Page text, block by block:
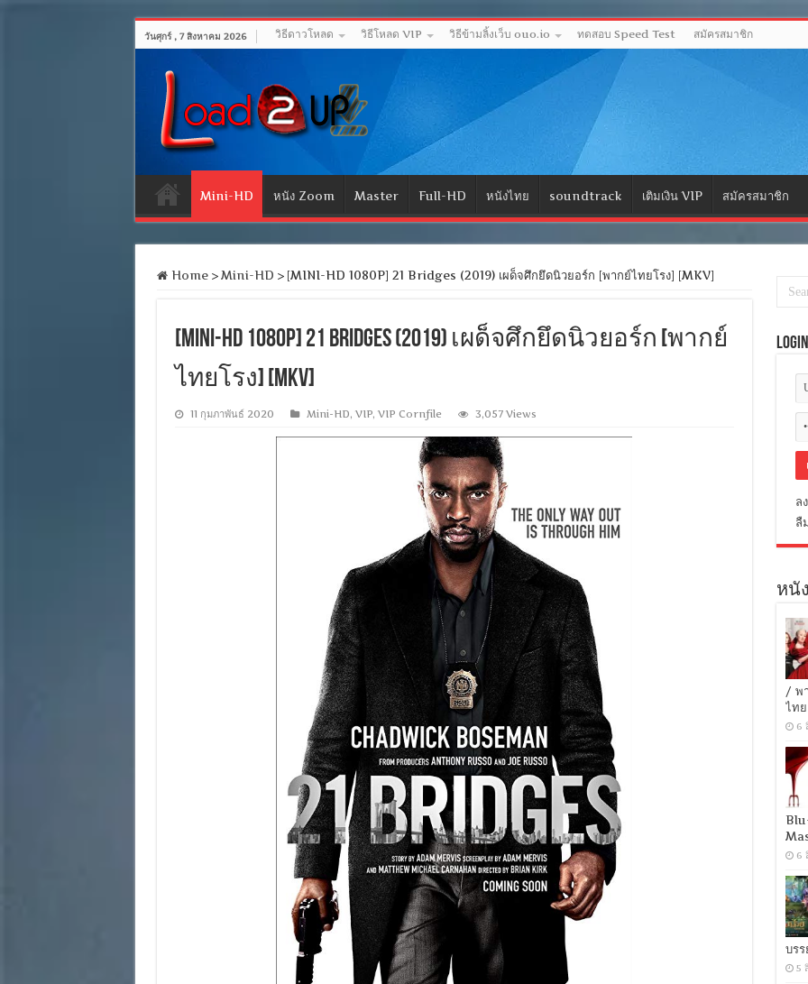
วันศุกร์ , 7 สิงหาคม 2026 วิธีดาวโหลด วิธีโหลด VIP วิธีข้ามลิ้งเว็บ ouo.io ทดสอบ Speed Test สมัครสมาชิก
Mini-HD หนัง Zoom Master Full-HD หนังไทย soundtrack เติมเงิน VIP สมัครสมาชิก
Home > Mini-HD > [MINI-HD 1080P] 21 Bridges (2019) เผด็จศึกยึดนิวยอร์ก [พากย์ไทยโรง] [MKV]
[MINI-HD 1080P] 21 Bridges (2019) เผด็จศึกยึดนิวยอร์ก [พากย์
ไทยโรง] [MKV]
11 กุมภาพันธ์ 2020 Mini-HD, VIP, VIP Cornfile 3,057 Views
Login
ล
ลื
หนั
/ พ
ไท
6
6
บร
5